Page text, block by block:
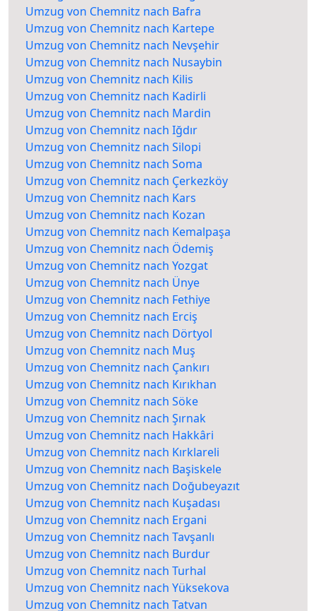
Umzug von Chemnitz nach Bafra
Umzug von Chemnitz nach Kartepe
Umzug von Chemnitz nach Nevşehir
Umzug von Chemnitz nach Nusaybin
Umzug von Chemnitz nach Kilis
Umzug von Chemnitz nach Kadirli
Umzug von Chemnitz nach Mardin
Umzug von Chemnitz nach Iğdır
Umzug von Chemnitz nach Silopi
Umzug von Chemnitz nach Soma
Umzug von Chemnitz nach Çerkezköy
Umzug von Chemnitz nach Kars
Umzug von Chemnitz nach Kozan
Umzug von Chemnitz nach Kemalpaşa
Umzug von Chemnitz nach Ödemiş
Umzug von Chemnitz nach Yozgat
Umzug von Chemnitz nach Ünye
Umzug von Chemnitz nach Fethiye
Umzug von Chemnitz nach Erciş
Umzug von Chemnitz nach Dörtyol
Umzug von Chemnitz nach Muş
Umzug von Chemnitz nach Çankırı
Umzug von Chemnitz nach Kırıkhan
Umzug von Chemnitz nach Söke
Umzug von Chemnitz nach Şırnak
Umzug von Chemnitz nach Hakkâri
Umzug von Chemnitz nach Kırklareli
Umzug von Chemnitz nach Başiskele
Umzug von Chemnitz nach Doğubeyazıt
Umzug von Chemnitz nach Kuşadası
Umzug von Chemnitz nach Ergani
Umzug von Chemnitz nach Tavşanlı
Umzug von Chemnitz nach Burdur
Umzug von Chemnitz nach Turhal
Umzug von Chemnitz nach Yüksekova
Umzug von Chemnitz nach Tatvan